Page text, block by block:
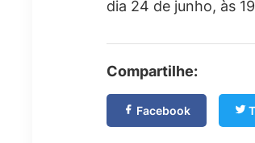
dia 24 de junho, às
Compartilhe:
Facebook